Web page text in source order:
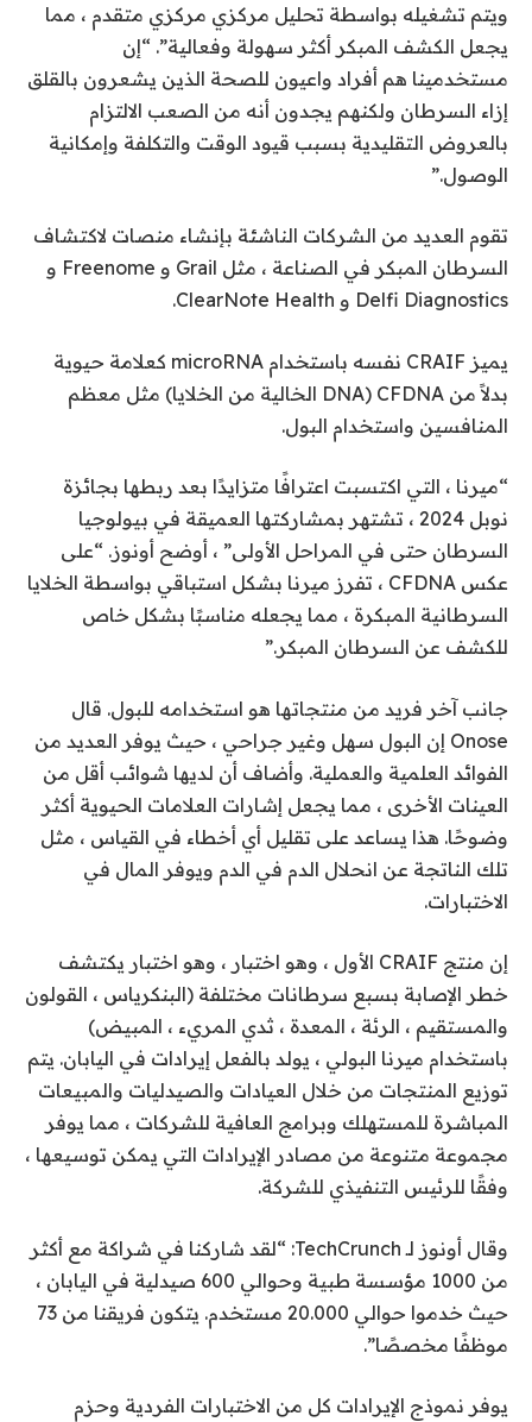
ويتم تشغيله بواسطة تحليل مركزي مركزي متقدم ، مما
يجعل الكشف المبكر أكثر سهولة وفعالية”. “إن
مستخدمينا هم أفراد واعيون للصحة الذين يشعرون بالقلق
إزاء السرطان ولكنهم يجدون أنه من الصعب الالتزام
بالعروض التقليدية بسبب قيود الوقت والتكلفة وإمكانية
الوصول.”
تقوم العديد من الشركات الناشئة بإنشاء منصات لاكتشاف
السرطان المبكر في الصناعة ، مثل Grail و Freenome و
Delfi Diagnostics و ClearNote Health.
يميز CRAIF نفسه باستخدام microRNA كعلامة حيوية
بدلاً من CFDNA (DNA الخالية من الخلايا) مثل معظم
المنافسين واستخدام البول.
“ميرنا ، التي اكتسبت اعترافًا متزايدًا بعد ربطها بجائزة
نوبل 2024 ، تشتهر بمشاركتها العميقة في بيولوجيا
السرطان حتى في المراحل الأولى” ، أوضح أونوز. “على
عكس CFDNA ، تفرز ميرنا بشكل استباقي بواسطة الخلايا
السرطانية المبكرة ، مما يجعله مناسبًا بشكل خاص
للكشف عن السرطان المبكر.”
جانب آخر فريد من منتجاتها هو استخدامه للبول. قال
Onose إن البول سهل وغير جراحي ، حيث يوفر العديد من
الفوائد العلمية والعملية. وأضاف أن لديها شوائب أقل من
العينات الأخرى ، مما يجعل إشارات العلامات الحيوية أكثر
وضوحًا. هذا يساعد على تقليل أي أخطاء في القياس ، مثل
تلك الناتجة عن انحلال الدم في الدم ويوفر المال في
الاختبارات.
إن منتج CRAIF الأول ، وهو اختبار ، وهو اختبار يكتشف
خطر الإصابة بسبع سرطانات مختلفة (البنكرياس ، القولون
والمستقيم ، الرئة ، المعدة ، ثدي المريء ، المبيض)
باستخدام ميرنا البولي ، يولد بالفعل إيرادات في اليابان. يتم
توزيع المنتجات من خلال العيادات والصيدليات والمبيعات
المباشرة للمستهلك وبرامج العافية للشركات ، مما يوفر
مجموعة متنوعة من مصادر الإيرادات التي يمكن توسيعها ،
وفقًا للرئيس التنفيذي للشركة.
وقال أونوز لـ TechCrunch: “لقد شاركنا في شراكة مع أكثر
من 1000 مؤسسة طبية وحوالي 600 صيدلية في اليابان ،
حيث خدموا حوالي 20.000 مستخدم. يتكون فريقنا من 73
موظفًا مخصصًا”.
يوفر نموذج الإيرادات كل من الاختبارات الفردية وحزم